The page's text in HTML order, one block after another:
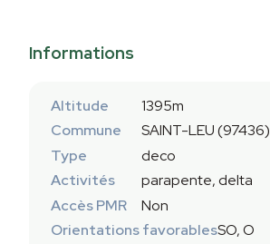
Informations
Altitude
1395m
Commune
SAINT-LEU (97436)
Type
deco
Activités
parapente, delta
Accès PMR
Non
Orientations favorablesSO, O